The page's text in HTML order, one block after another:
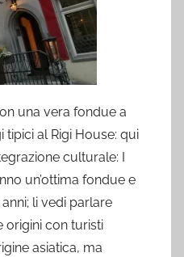
una vera fondue a
tipici al Rigi House: qui
culturale: I
un’ottima fondue e
li vedi parlare
origini con turisti
asiatica, ma